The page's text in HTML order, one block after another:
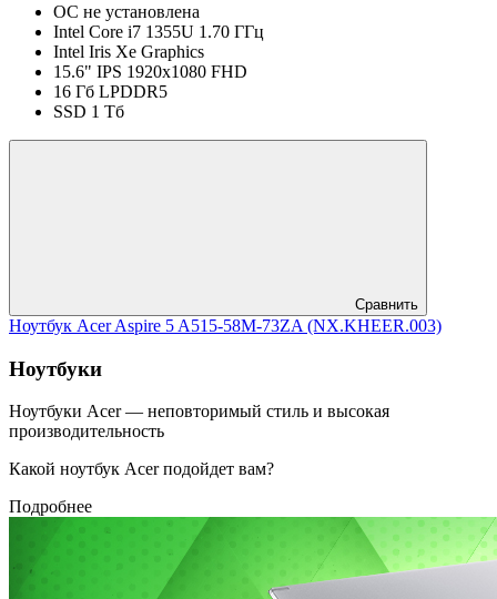
ОС не установлена
Intel Core i7 1355U 1.70 ГГц
Intel Iris Xe Graphics
15.6" IPS 1920x1080 FHD
16 Гб LPDDR5
SSD 1 Тб
Сравнить
Ноутбук Acer Aspire 5 A515-58M-73ZA (NX.KHEER.003)
Ноутбуки
Ноутбуки Acer — неповторимый стиль и высокая
производительность
Какой ноутбук Acer подойдет вам?
Подробнее